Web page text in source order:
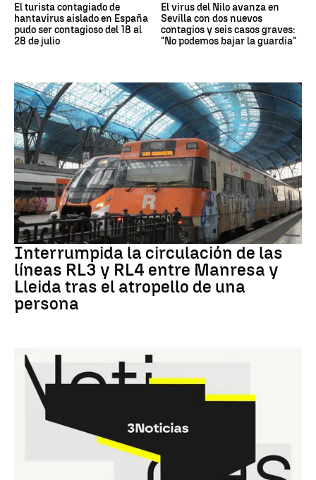
El turista contagiado de
hantavirus aislado en España
pudo ser contagioso del 18 al
28 de julio
El virus del Nilo avanza en
Sevilla con dos nuevos
contagios y seis casos graves:
"No podemos bajar la guardia"
RODALÍES
Interrumpida la circulación de las
líneas RL3 y RL4 entre Manresa y
Lleida tras el atropello de una
persona